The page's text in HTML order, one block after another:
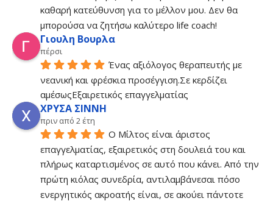
καθαρή κατεύθυνση για το μέλλον μου. Δεν θα
μπορούσα να ζητήσω καλύτερο life coach!
Γιουλη Βουρλα
πέρσι
Ένας αξιόλογος θεραπευτής με
νεανική και φρέσκια προσέγγιση.Σε κερδίζει
αμέσωςΕξαιρετικός επαγγελματίας
ΧΡΥΣΑ ΣΙΝΝΗ
πριν από 2 έτη
Ο Μίλτος είναι άριστος
επαγγελματίας, εξαιρετικός στη δουλειά του και
πλήρως καταρτισμένος σε αυτό που κάνει. Από την
πρώτη κιόλας συνεδρία, αντιλαμβάνεσαι πόσο
ενεργητικός ακροατής είναι, σε ακούει πάντοτε